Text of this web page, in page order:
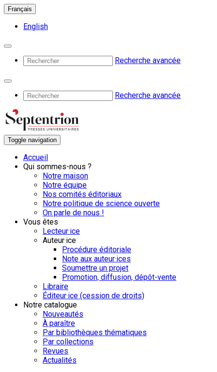
Français
English
Recherche avancée
Recherche avancée
Toggle navigation
Accueil
Qui sommes-nous ?
Notre maison
Notre équipe
Nos comités éditoriaux
Notre politique de science ouverte
On parle de nous !
Vous êtes
Lecteur·ice
Auteur·ice
Procédure éditoriale
Note aux auteur·ices
Soumettre un projet
Promotion, diffusion, dépôt-vente
Libraire
Éditeur·ice (cession de droits)
Notre catalogue
Nouveautés
À paraître
Par bibliothèques thématiques
Par collections
Revues
Actualités